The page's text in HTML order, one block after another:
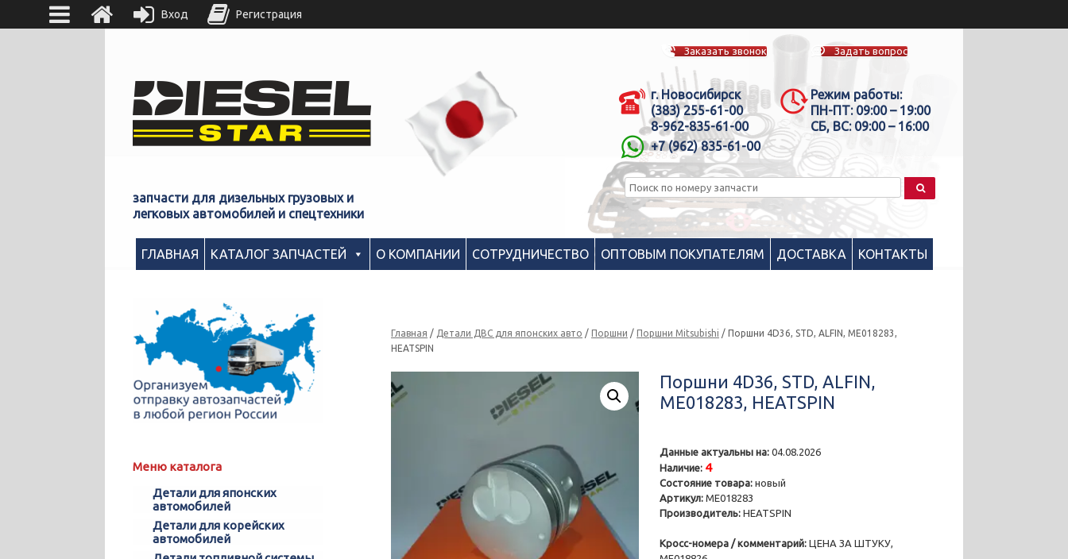
запчасти для дизельных грузовых и
легковых автомобилей и спецтехники
Заказать звонок Задать вопрос
г. Новосибирск
(383) 255-61-00
8-962-835-61-00
+7 (962) 835-61-00
Режим работы:
ПН-ПТ: 09:00 – 19:00
СБ, ВС: 09:00 – 16:00
ГЛАВНАЯ КАТАЛОГ ЗАПЧАСТЕЙ О КОМПАНИИ СОТРУДНИЧЕСТВО ОПТОВЫМ ПОКУПАТЕЛЯМ ДОСТАВКА КОНТАКТЫ
Главная / Детали ДВС для японских авто /Поршни /Поршни Mitsubishi / Поршни 4D36, STD, ALFIN, ME018283,
HEATSPIN
Поршни 4D36, STD, ALFIN,
ME018283, HEATSPIN
Данные актуальны на: 04.08.2026
Наличие: 4
Состояние товара: новый
Артикул: ME018283
Производитель: HEATSPIN
Кросс-номера / комментарий: ЦЕНА ЗА ШТУКУ,
Меню каталога
Детали для японских
автомобилей
Детали для корейских
автомобилей
Вход Регистрация